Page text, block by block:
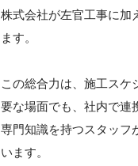
株式会社が左官工事に加
ます。
この総合力は、施工ス
要な場面でも、社内で連
専門知識を持つスタッフ
います。